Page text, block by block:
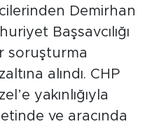
önceki
Demirhan
Başsavcılığı
soruşturma
alındı. CHP
yakınlığıyla
ve aracında